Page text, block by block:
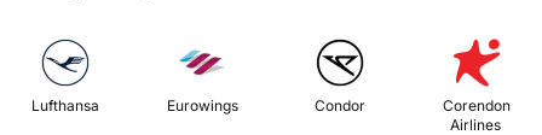
Lufthansa Eurowings Condor
Corendon
Airlines